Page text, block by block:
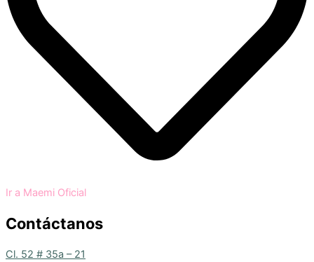
Ir a Maemi Oficial
Contáctanos
Cl. 52 # 35a – 21